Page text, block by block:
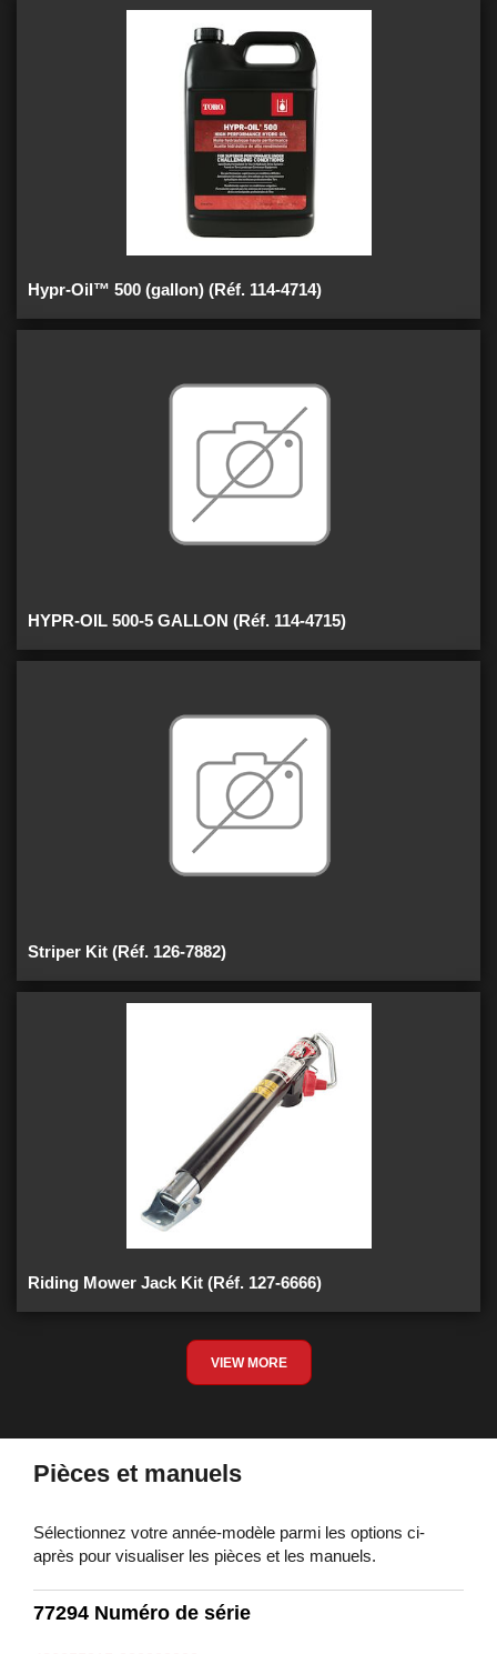
Hypr-Oil™ 500 (gallon) (Réf. 114-4714)
HYPR-OIL 500-5 GALLON (Réf. 114-4715)
Striper Kit (Réf. 126-7882)
Riding Mower Jack Kit (Réf. 127-6666)
VIEW MORE
Pièces et manuels
Sélectionnez votre année-modèle parmi les options ci-
après pour visualiser les pièces et les manuels.
77294 Numéro de série